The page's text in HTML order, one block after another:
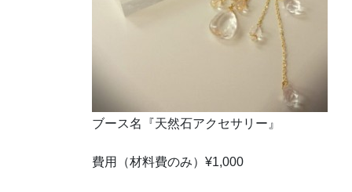
ブース名『天然石アクセサリー』
費用（材料費のみ）¥1,000